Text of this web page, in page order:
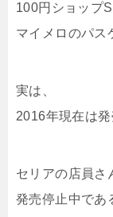
100円ショップ
マイメロのパス
実は、
2016年現在は
セリアの店員さ
発売停止中であ